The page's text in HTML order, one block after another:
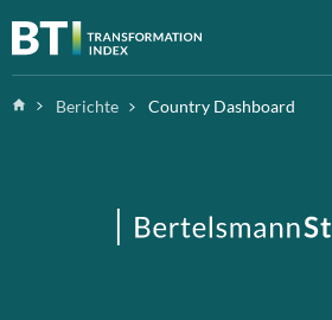
Zum Inhalt springen
HomeBerichte Country Dashboard